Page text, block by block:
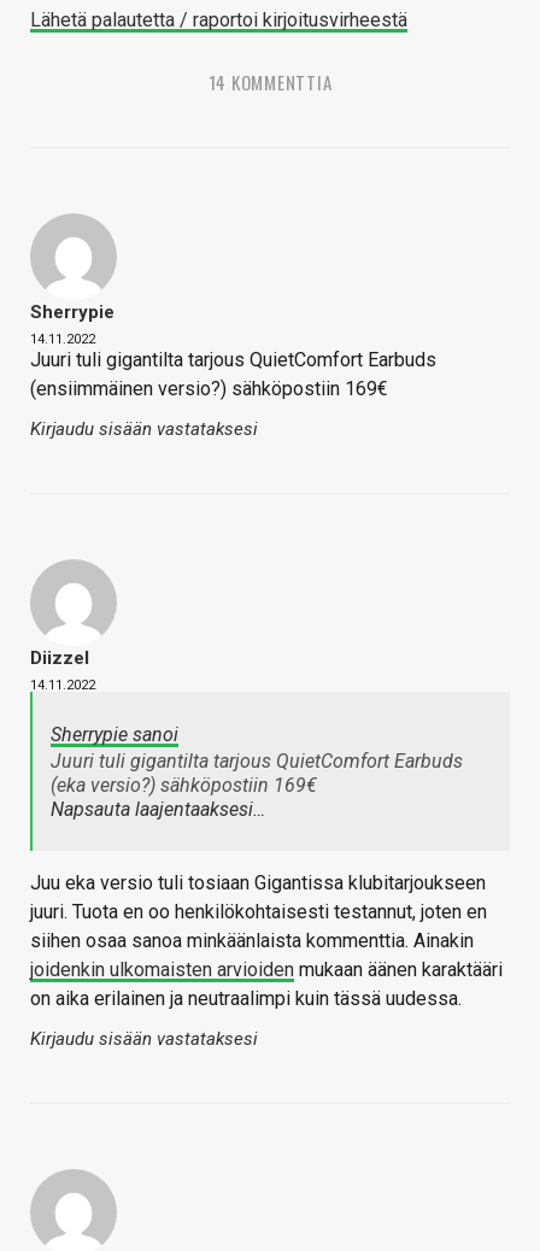
Lähetä palautetta / raportoi kirjoitusvirheestä
14 KOMMENTTIA
Sherrypie
14.11.2022
Juuri tuli gigantilta tarjous QuietComfort Earbuds
(ensiimmäinen versio?) sähköpostiin 169€
Kirjaudu sisään vastataksesi
Diizzel
14.11.2022
Sherrypie sanoi
Juuri tuli gigantilta tarjous QuietComfort Earbuds
(eka versio?) sähköpostiin 169€
Napsauta laajentaaksesi…
Juu eka versio tuli tosiaan Gigantissa klubitarjoukseen
juuri. Tuota en oo henkilökohtaisesti testannut, joten en
siihen osaa sanoa minkäänlaista kommenttia. Ainakin
joidenkin ulkomaisten arvioiden mukaan äänen karaktääri
on aika erilainen ja neutraalimpi kuin tässä uudessa.
Kirjaudu sisään vastataksesi